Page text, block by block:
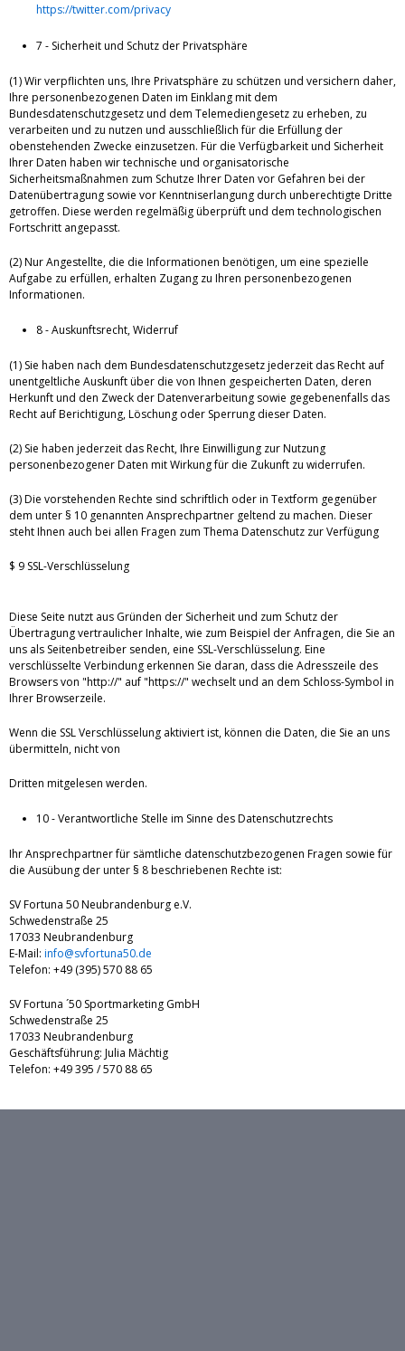
https://twitter.com/privacy
7 - Sicherheit und Schutz der Privatsphäre
(1) Wir verpflichten uns, Ihre Privatsphäre zu schützen und versichern daher,
Ihre personenbezogenen Daten im Einklang mit dem
Bundesdatenschutzgesetz und dem Telemediengesetz zu erheben, zu
verarbeiten und zu nutzen und ausschließlich für die Erfüllung der
obenstehenden Zwecke einzusetzen. Für die Verfügbarkeit und Sicherheit
Ihrer Daten haben wir technische und organisatorische
Sicherheitsmaßnahmen zum Schutze Ihrer Daten vor Gefahren bei der
Datenübertragung sowie vor Kenntniserlangung durch unberechtigte Dritte
getroffen. Diese werden regelmäßig überprüft und dem technologischen
Fortschritt angepasst.
(2) Nur Angestellte, die die Informationen benötigen, um eine spezielle
Aufgabe zu erfüllen, erhalten Zugang zu Ihren personenbezogenen
Informationen.
8 - Auskunftsrecht, Widerruf
(1) Sie haben nach dem Bundesdatenschutzgesetz jederzeit das Recht auf
unentgeltliche Auskunft über die von Ihnen gespeicherten Daten, deren
Herkunft und den Zweck der Datenverarbeitung sowie gegebenenfalls das
Recht auf Berichtigung, Löschung oder Sperrung dieser Daten.
(2) Sie haben jederzeit das Recht, Ihre Einwilligung zur Nutzung
personenbezogener Daten mit Wirkung für die Zukunft zu widerrufen.
(3) Die vorstehenden Rechte sind schriftlich oder in Textform gegenüber
dem unter § 10 genannten Ansprechpartner geltend zu machen. Dieser
steht Ihnen auch bei allen Fragen zum Thema Datenschutz zur Verfügung
$ 9 SSL-Verschlüsselung
Diese Seite nutzt aus Gründen der Sicherheit und zum Schutz der
Übertragung vertraulicher Inhalte, wie zum Beispiel der Anfragen, die Sie an
uns als Seitenbetreiber senden, eine SSL-Verschlüsselung. Eine
verschlüsselte Verbindung erkennen Sie daran, dass die Adresszeile des
Browsers von "http://" auf "https://" wechselt und an dem Schloss-Symbol in
Ihrer Browserzeile.
Wenn die SSL Verschlüsselung aktiviert ist, können die Daten, die Sie an uns
übermitteln, nicht von
Dritten mitgelesen werden.
10 - Verantwortliche Stelle im Sinne des Datenschutzrechts
Ihr Ansprechpartner für sämtliche datenschutzbezogenen Fragen sowie für
die Ausübung der unter § 8 beschriebenen Rechte ist:
SV Fortuna 50 Neubrandenburg e.V.
Schwedenstraße 25
17033 Neubrandenburg
E-Mail: info@svfortuna50.de
Telefon: +49 (395) 570 88 65
SV Fortuna ´50 Sportmarketing GmbH
Schwedenstraße 25
17033 Neubrandenburg
Geschäftsführung: Julia Mächtig
Telefon: +49 395 / 570 88 65